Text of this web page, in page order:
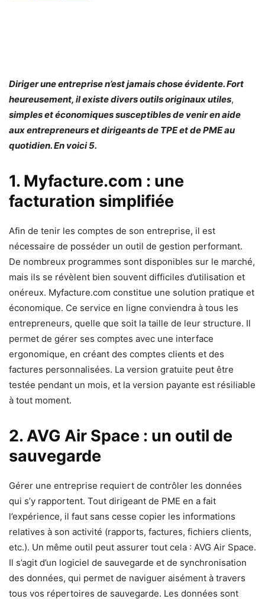
Diriger une entreprise n’est jamais chose évidente. Fort
heureusement, il existe divers outils originaux utiles,
simples et économiques susceptibles de venir en aide
aux entrepreneurs et dirigeants de TPE et de PME au
quotidien. En voici 5.
1. Myfacture.com : une
facturation simplifiée
Afin de tenir les comptes de son entreprise, il est
nécessaire de posséder un outil de gestion performant.
De nombreux programmes sont disponibles sur le marché,
mais ils se révèlent bien souvent difficiles d’utilisation et
onéreux. Myfacture.com constitue une solution pratique et
économique. Ce service en ligne conviendra à tous les
entrepreneurs, quelle que soit la taille de leur structure. Il
permet de gérer ses comptes avec une interface
ergonomique, en créant des comptes clients et des
factures personnalisées. La version gratuite peut être
testée pendant un mois, et la version payante est résiliable
à tout moment.
2. AVG Air Space : un outil de
sauvegarde
Gérer une entreprise requiert de contrôler les données
qui s’y rapportent. Tout dirigeant de PME en a fait
l’expérience, il faut sans cesse copier les informations
relatives à son activité (rapports, factures, fichiers clients,
etc.). Un même outil peut assurer tout cela : AVG Air Space.
Il s’agit d’un logiciel de sauvegarde et de synchronisation
des données, qui permet de naviguer aisément à travers
tous vos répertoires de sauvegarde. Les données sont